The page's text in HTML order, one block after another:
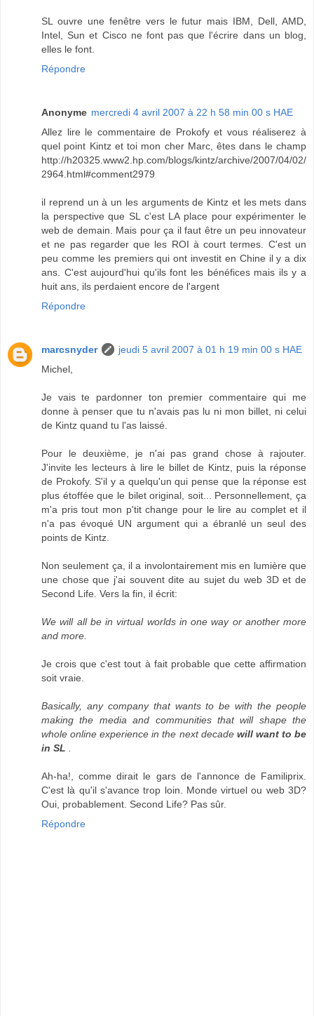
SL ouvre une fenêtre vers le futur mais IBM, Dell, AMD,
Intel, Sun et Cisco ne font pas que l'écrire dans un blog,
elles le font.
Répondre
Anonyme mercredi 4 avril 2007 à 22 h 58 min 00 s HAE
Allez lire le commentaire de Prokofy et vous réaliserez à
quel point Kintz et toi mon cher Marc, êtes dans le champ
http://h20325.www2.hp.com/blogs/kintz/archive/2007/04/02/
2964.html#comment2979
il reprend un à un les arguments de Kintz et les mets dans
la perspective que SL c'est LA place pour expérimenter le
web de demain. Mais pour ça il faut être un peu innovateur
et ne pas regarder que les ROI à court termes. C'est un
peu comme les premiers qui ont investit en Chine il y a dix
ans. C'est aujourd'hui qu'ils font les bénéfices mais ils y a
huit ans, ils perdaient encore de l'argent
Répondre
marcsnyder
jeudi 5 avril 2007 à 01 h 19 min 00 s HAE
Michel,
Je vais te pardonner ton premier commentaire qui me
donne à penser que tu n'avais pas lu ni mon billet, ni celui
de Kintz quand tu l'as laissé.
Pour le deuxième, je n'ai pas grand chose à rajouter.
J'invite les lecteurs à lire le billet de Kintz, puis la réponse
de Prokofy. S'il y a quelqu'un qui pense que la réponse est
plus étoffée que le bilet original, soit... Personnellement, ça
m'a pris tout mon p'tit change pour le lire au complet et il
n'a pas évoqué UN argument qui a ébranlé un seul des
points de Kintz.
Non seulement ça, il a involontairement mis en lumière que
une chose que j'ai souvent dite au sujet du web 3D et de
Second Life. Vers la fin, il écrit:
We will all be in virtual worlds in one way or another more
and more.
Je crois que c'est tout à fait probable que cette affirmation
soit vraie.
Basically, any company that wants to be with the people
making the media and communities that will shape the
whole online experience in the next decade will want to be
in SL .
Ah-ha!, comme dirait le gars de l'annonce de Familiprix.
C'est là qu'il s'avance trop loin. Monde virtuel ou web 3D?
Oui, probablement. Second Life? Pas sûr.
Répondre